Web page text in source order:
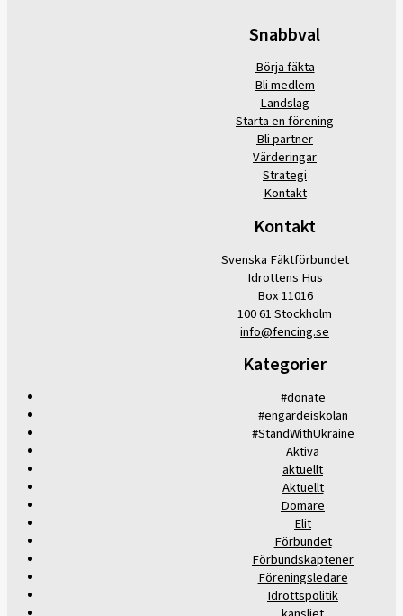
Snabbval
Börja fäkta
Bli medlem
Landslag
Starta en förening
Bli partner
Värderingar
Strategi
Kontakt
Kontakt
Svenska Fäktförbundet
Idrottens Hus
Box 11016
100 61 Stockholm
info@fencing.se
Kategorier
#donate
#engardeiskolan
#StandWithUkraine
Aktiva
aktuellt
Aktuellt
Domare
Elit
Förbundet
Förbundskaptener
Föreningsledare
Idrottspolitik